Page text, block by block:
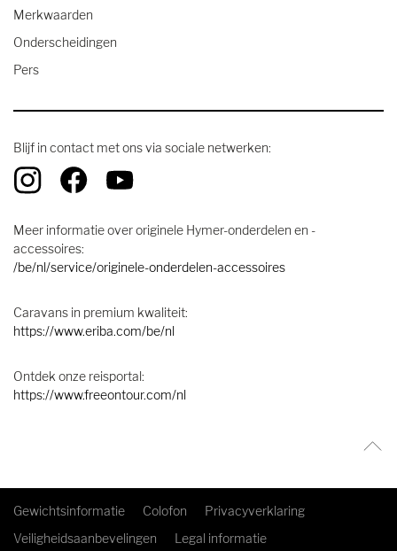
Merkwaarden
Onderscheidingen
Pers
Blijf in contact met ons via sociale netwerken:
Meer informatie over originele Hymer-onderdelen en -
accessoires:
/be/nl/service/originele-onderdelen-accessoires
Caravans in premium kwaliteit:
https://www.eriba.com/be/nl
Ontdek onze reisportal:
https://www.freeontour.com/nl
Gewichtsinformatie Colofon
Privacyverklaring
Veiligheidsaanbevelingen
Legal informatie